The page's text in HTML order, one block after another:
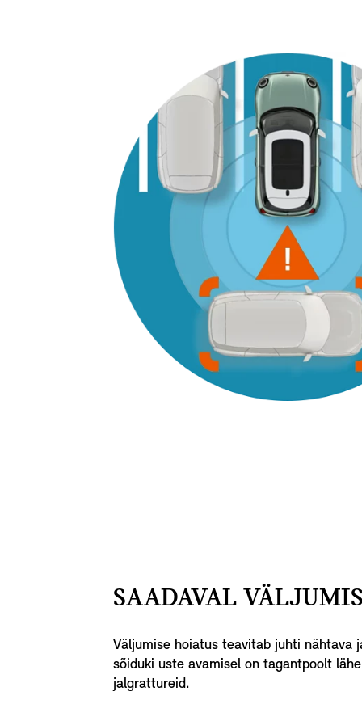
SAADAVAL
Väljumise hoiatus teavitab juhti nähtava
sõiduki uste avamisel on tagantpoolt
jalgrattureid.